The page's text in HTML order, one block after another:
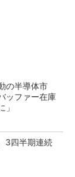
の半導体市
ッファー在庫
」
3四半期連続